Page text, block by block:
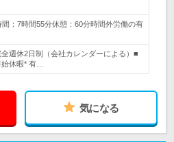
：7時間55分休憩：60分時間外労働の有
全週休2日制（会社カレンダーによる）■
休暇* 有…
気になる